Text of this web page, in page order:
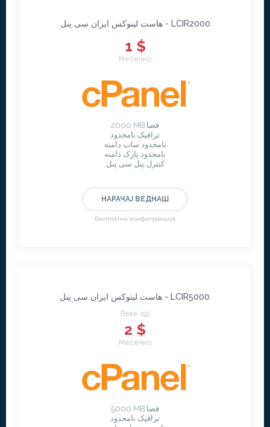
هاست لینوکس ایران سی پنل - LCIR2000
1 $
Месечно
2000 MB فضا
ترافیک نامحدود
نامحدود ساب دامنه
نامحدود پارک دامنه
کنترل پنل سی پنل
НАРАЧАЈ ВЕДНАШ
Бесплатна конфигурација
هاست لینوکس ایران سی پنل - LCIR5000
Веќе од
2 $
Месечно
5000 MB فضا
ترافیک نامحدود